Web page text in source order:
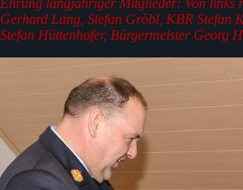
Gerhard Lang, Stefan Gröbl, KBR Stefan
Stefan Hüttenhofer, Bürgermeister Georg